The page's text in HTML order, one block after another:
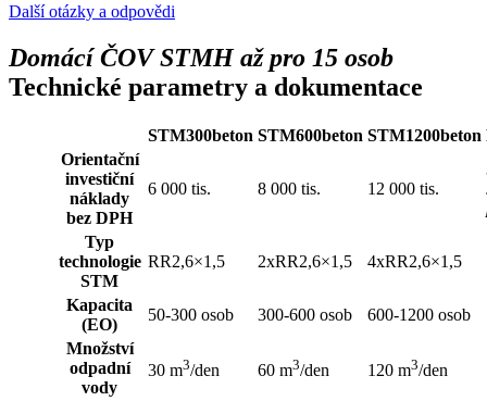
Další otázky a odpovědi
Domácí ČOV STMH až pro 15 osob
Technické parametry a dokumentace
STM300beton STM600beton STM1200beton
Orientační
investiční
náklady
bez DPH
6 000 tis. 8 000 tis. 12 000 tis.
Typ
technologie
STM
RR2,6×1,5 2xRR2,6×1,5 4xRR2,6×1,5
Kapacita
(EO)
50-300 osob 300-600 osob
600-1200 osob
Množství
odpadní
vody
30 m3/den 60 m3/den 120 m3/den